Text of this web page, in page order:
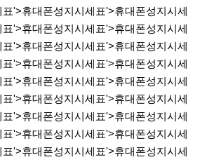
'>휴대폰성지시세표'>휴대폰성지시세
'>휴대폰성지시세표'>휴대폰성지시세
'>휴대폰성지시세표'>휴대폰성지시세
'>휴대폰성지시세표'>휴대폰성지시세
'>휴대폰성지시세표'>휴대폰성지시세
'>휴대폰성지시세표'>휴대폰성지시세
'>휴대폰성지시세표'>휴대폰성지시세
'>휴대폰성지시세표'>휴대폰성지시세
'>휴대폰성지시세표'>휴대폰성지시세